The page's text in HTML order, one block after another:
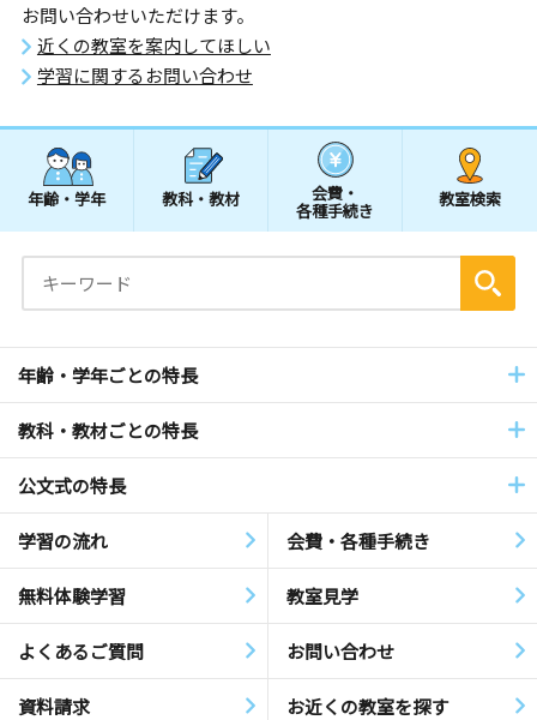
お問い合わせいただけます。
近くの教室を案内してほしい
学習に関するお問い合わせ
年齢・学年 教科・教材 会費・
各種手続き
教室検索
年齢・学年ごとの特長
教科・教材ごとの特長
公文式の特長
学習の流れ 会費・各種手続き
無料体験学習 教室見学
よくあるご質問 お問い合わせ
資料請求 お近くの教室を探す